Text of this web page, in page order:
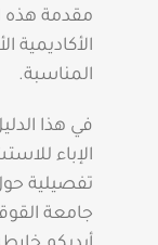
مقدمة هذه
الأكاديمية
المناسبة.
في هذا
الإباء
تفصيلية